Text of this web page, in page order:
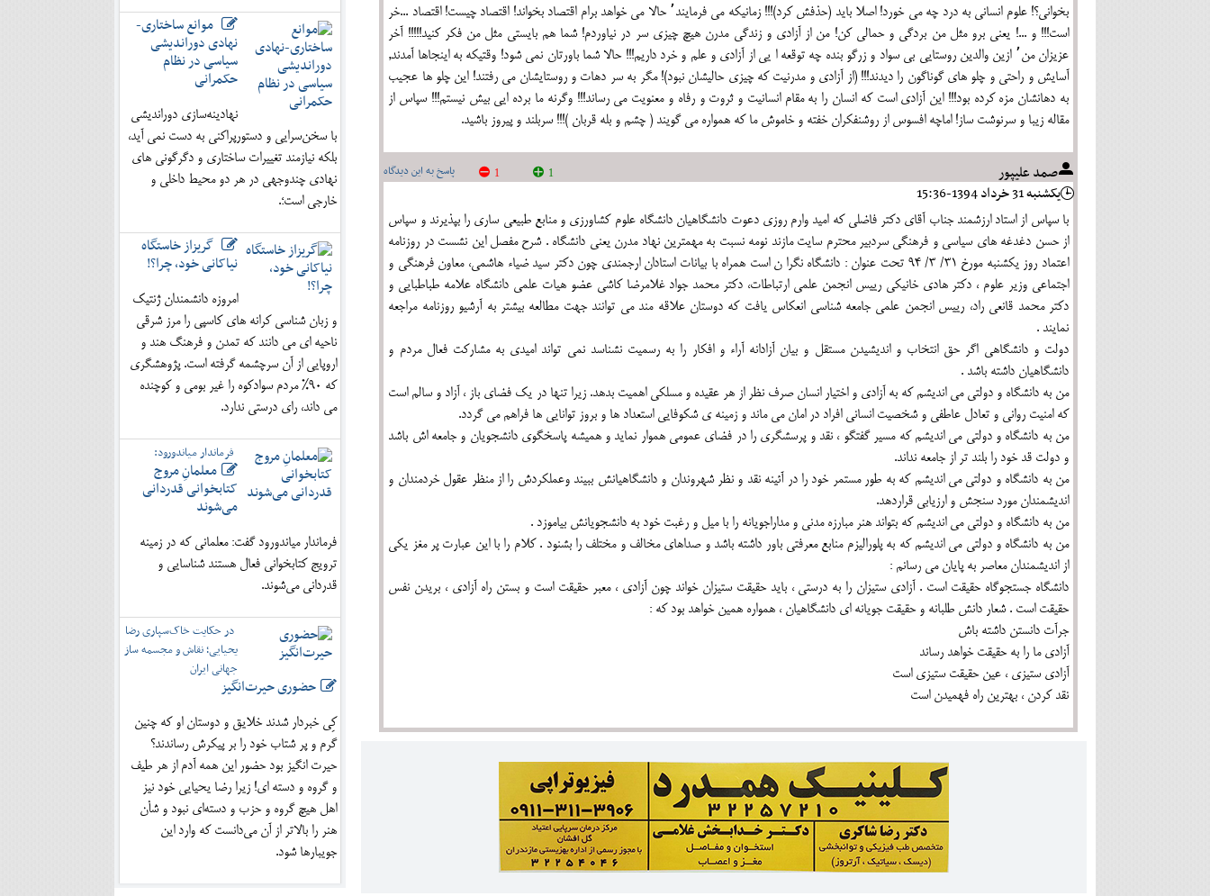
بخوانی؟! علوم انسانی به درد چه می خورد! اصلا باید (حذفش کرد)!!! زمانیکه می فرمایند٬ حالا می خواهد برام اقتصاد بخواند! اقتصاد چیست! اقتصاد ...خر
است!!! و ...! یعنی برو مثل من بردگی و حمالی کن! من از آزادی و زندگی مدرن هیچ چیزی سر در نیاوردم! شما هم بایستی مثل من فکر کنید!!!!! آخر
عزیزان من٬ ازین والدین روستایی بی سواد و زرگو بنده چه توقعه ا یی از آزادی و علم و خرد داریم!!! حالا شما باورتان نمی شود! وقتیکه به اینجاها آمدند,
آسایش و راحتی و چلو های گوناگون را دیدند!!! (از آزادی و مدرنیت که چیزی حالیشان نبود)! مگر به سر دهات و روستایشان می رفتند! این چلو ها عجیب
به دهانشان مزه کرده بود!!! این آزادی است که انسان را به مقام انسانیت و ثروت و رفاه و معنویت می رساند!!! وگرنه ما برده ایی بیش نیستم!!! سپاس از
مقاله زیبا و سرنوشت ساز! اماچه افسوس از روشنفکران خفته و خاموش ما که همواره می گویند ( چشم و بله قربان )!!! سربلند و پیروز باشید.
صمد عليپور پاسخ به این دیدگاه 1
1
يکشنبه 31 خرداد 1394-15:36
با سپاس از استاد ارزشمند جناب آقاي دكتر فاضلي كه اميد وارم روزي دعوت دانشگاهيان دانشگاه علوم كشاورزي و منابع طبيعي ساري را بپذيرند و سپاس
از حسن دغدغه هاي سياسي و فرهنگي سردبير محترم سايت مازند نومه نسبت به مهمترين نهاد مدرن يعني دانشگاه . شرح مفصل اين نشست در روزنامه
اعتماد روز يكشنبه مورخ 31/ 3/ 94 تحت عنوان : دانشگاه نگرا ن است همراه با بيانات استادان ارجمندي چون دكتر سيد ضياء هاشمي، معاون فرهنگي و
اجتماعي وزير علوم ، دكتر هادي خانيكي رييس انجمن علمي ارتباطات، دكتر محمد جواد غلامرضا كاشي عضو هيات علمي دانشگاه علامه طباطبايي و
دكتر محمد قانعي راد، رييس انجمن علمي جامعه شناسي انعكاس يافت كه دوستان علاقه مند مي توانند جهت مطالعه بيشتر به آرشيو روزنامه مراجعه
نمايند .
دولت و دانشگاهی اگر حق انتخاب و اندیشیدن مستقل و بیان آزادانه آراء و افکار را به رسمیت نشناسد نمی تواند امیدی به مشارکت فعال مردم و
دانشگاهیان داشته باشد .
من به دانشگاه و دولتی می اندیشم که به آزادی و اختیار انسان صرف نظر از هر عقیده و مسلکی اهمیت بدهد. زیرا تنها در یک فضای باز ، آزاد و سالم است
که امنیت روانی و تعادل عاطفی و شخصیت انسانی افراد در امان می ماند و زمینه ی شکوفایی استعداد ها و بروز توانایی ها فراهم می گردد.
من به دانشگاه و دولتی می اندیشم که مسیر گفتگو ، نقد و پرسشگری را در فضای عمومی هموار نماید و همیشه پاسخگوی دانشجویان و جامعه اش باشد
و دولت قد خود را بلند تر از جامعه نداند.
من به دانشگاه و دولتی می اندیشم که به طور مستمر خود را در آئینه نقد و نظر شهروندان و دانشگاهیانش ببیند وعملکردش را از منظر عقول خردمندان و
اندیشمندان مورد سنجش و ارزیابی قراردهد.
من به دانشگاه و دولتی می اندیشم که بتواند هنر مبارزه مدنی و مداراجویانه را با میل و رغبت خود به دانشجویانش بیاموزد .
من به دانشگاه و دولتی می اندیشم که به پلورالیزم منابع معرفتی باور داشته باشد و صداهای مخالف و مختلف را بشنود . کلام را با این عبارت پر مغز یکی
از اندیشمندان معاصر به پایان می رسانم :
دانشگاه جستجوگاه حقیقت است . آزادی ستیزان را به درستی ، باید حقیقت ستیزان خواند چون آزادی ، معبر حقیقت است و بستن راه آزادی ، بریدن نفس
حقیقت است . شعار دانش طلبانه و حقیقت جویانه ای دانشگاهیان ، همواره همین خواهد بود که :
جرآت دانستن داشته باش
آزادی ما را به حقیقت خواهد رساند
آزادی ستیزی ، عین حقیقت ستیزی است
نقد کردن ، بهترین راه فهمیدن است
موانع ساختاری-
نهادی دوراندیشی
سیاسی در نظام
حکمرانی
نهادینه‌سازی دوراندیشی
با سخن‌سرایی و دستورپراکنی به دست نمی آید،
بلکه نیازمند تغییرات ساختاری و دگرگونی های
نهادی چندوجهی در هر دو محیط داخلی و
خارجی است؛.
گریزاز خاستگاه
نیاکانی خود، چرا؟!
امروزه دانشمندان ژنتیک
و زبان شناسی کرانه های کاسپی را مرز شرقی
ناحیه ای می دانند که تمدن و فرهنگ هند و
اروپایی از آن سرچشمه گرفته است. پژوهشگری
که 90% مردم سوادکوه را غیر بومی و کوچنده
می داند، رای درستی ندارد.
فرماندار میاندورود:
معلمانِ مروج
کتابخوانی قدردانی
می‌شوند
فرماندار میاندورود گفت: معلمانی که در زمینه
ترویج کتابخوانی فعال هستند شناسایی و
قدردانی می‌شوند.
در حکایت خاک‌سپاری رضا
یحیایی؛ نقاش و مجسمه ساز
جهانی ایران
حضوری حیرت‌انگیز
کِی خبردار شدند خلایق و دوستان او که چنین
گرم و پر شتاب خود را بر پیکرش رساندند؟
حیرت انگیز بود حضور این همه آدم از هر طیف
و گروه و دسته ای! زیرا رضا یحیایی خود نیز
اهل هیچ گروه و حزب و دسته‌ای نبود و شأن
هنر را بالاتر از آن می‌دانست که وارد این
جویبارها شود.